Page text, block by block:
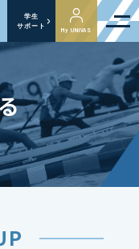
学生
サポート
My UNIVAS